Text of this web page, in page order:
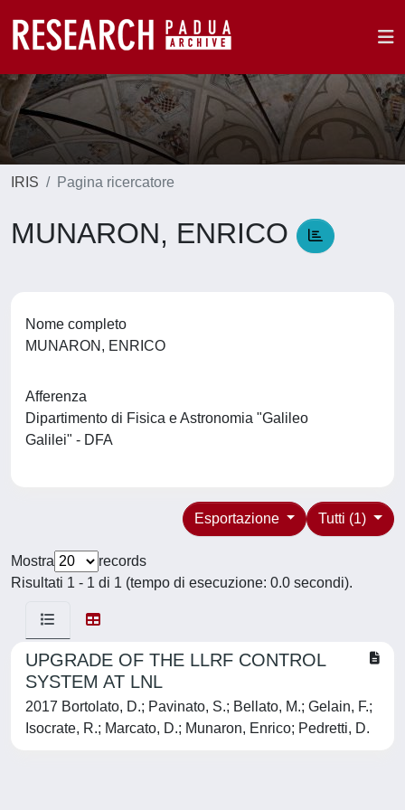
IRIS Pagina ricercatore
MUNARON, ENRICO
Nome completo
MUNARON, ENRICO
Afferenza
Dipartimento di Fisica e Astronomia "Galileo
Galilei" - DFA
Tutti (1)
Esportazione
Mostra
records
Risultati 1 - 1 di 1 (tempo di esecuzione: 0.0 secondi).
UPGRADE OF THE LLRF CONTROL
SYSTEM AT LNL
2017 Bortolato, D.; Pavinato, S.; Bellato, M.; Gelain, F.;
Isocrate, R.; Marcato, D.; Munaron, Enrico; Pedretti, D.